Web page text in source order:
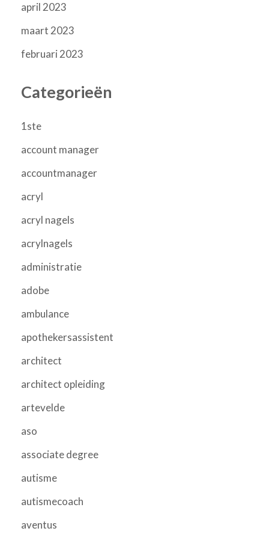
april 2023
maart 2023
februari 2023
Categorieën
1ste
account manager
accountmanager
acryl
acryl nagels
acrylnagels
administratie
adobe
ambulance
apothekersassistent
architect
architect opleiding
artevelde
aso
associate degree
autisme
autismecoach
aventus